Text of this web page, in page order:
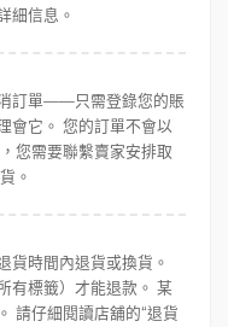
細信息。
訂單——只需登錄您的賬
會它。 您的訂單不會以
您需要聯繫賣家安排取
。
貨時間內退貨或換貨。
有標籤）才能退款。 某
請仔細閱讀店舖的“退貨